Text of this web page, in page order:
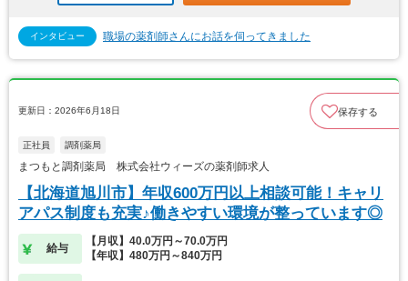
インタビュー 職場の薬剤師さんにお話を伺ってきました
更新日：2026年6月18日 保存する
正社員 調剤薬局
まつもと調剤薬局 株式会社ウィーズの薬剤師求人
【北海道旭川市】年収600万円以上相談可能！キャリ
アパス制度も充実♪働きやすい環境が整っています◎
給与
【月収】40.0万円～70.0万円
【年収】480万円～840万円